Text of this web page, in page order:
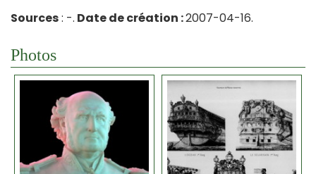
Sources: -. Date de création :2007-04-16.
Photos